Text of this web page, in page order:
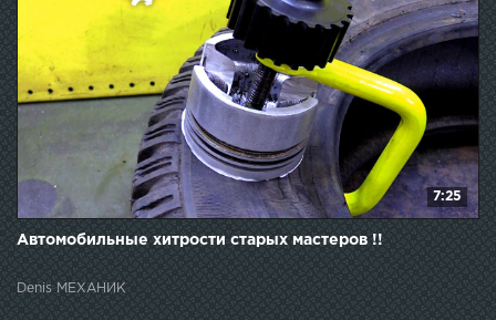
7:25
Автомобильные хитрости старых мастеров !!
Denis МЕХАНИК